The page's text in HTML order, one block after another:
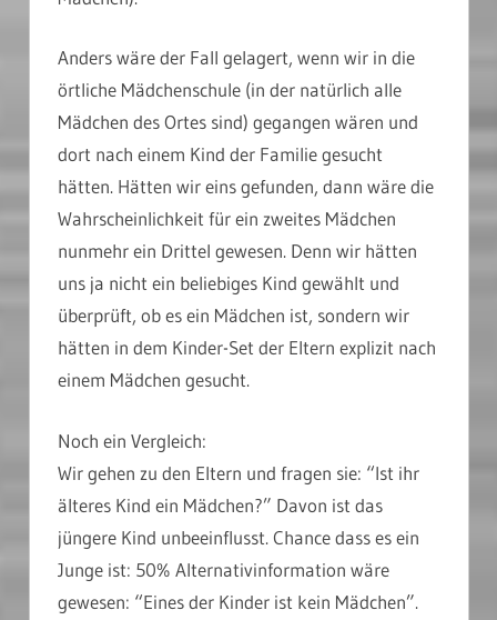
Anders wäre der Fall gelagert, wenn wir in die
örtliche Mädchenschule (in der natürlich alle
Mädchen des Ortes sind) gegangen wären und
dort nach einem Kind der Familie gesucht
hätten. Hätten wir eins gefunden, dann wäre die
Wahrscheinlichkeit für ein zweites Mädchen
nunmehr ein Drittel gewesen. Denn wir hätten
uns ja nicht ein beliebiges Kind gewählt und
überprüft, ob es ein Mädchen ist, sondern wir
hätten in dem Kinder-Set der Eltern explizit nach
einem Mädchen gesucht.
Noch ein Vergleich:
Wir gehen zu den Eltern und fragen sie: “Ist ihr
älteres Kind ein Mädchen?” Davon ist das
jüngere Kind unbeeinflusst. Chance dass es ein
Junge ist: 50% Alternativinformation wäre
gewesen: “Eines der Kinder ist kein Mädchen”.